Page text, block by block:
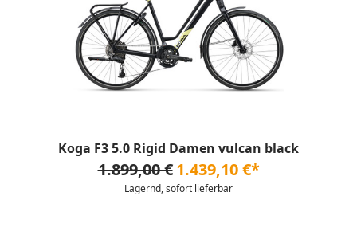
Koga F3 5.0 Rigid Damen vulcan black
1.899,00 € 1.439,10 €*
Lagernd, sofort lieferbar